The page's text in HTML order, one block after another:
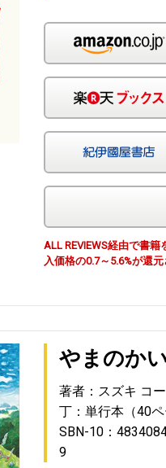
ALL REVIEWS経由で書
入価格の0.7～5.6%が還
やまのか
著者：スズキ コ
丁：単行本（40
SBN-10：
9